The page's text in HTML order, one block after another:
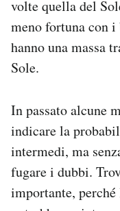
volte quella del
meno fortuna con
hanno una massa
Sole.
In passato alcune
indicare la
intermedi, ma
fugare i dubbi.
importante,